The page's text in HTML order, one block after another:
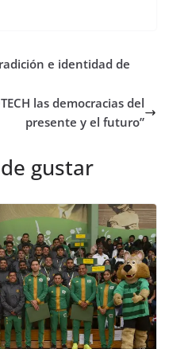
e identidad de
las democracias del
presente y el futuro”
gustar